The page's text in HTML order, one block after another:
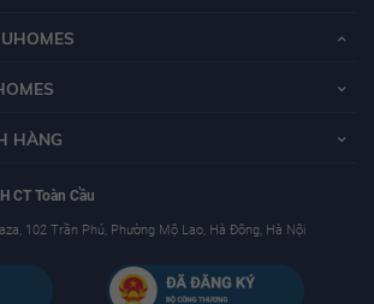
HÀNG
CT Toàn Cầu
102 Trần Phú, Phường Mộ Lao, Hà Đông, Hà Nội